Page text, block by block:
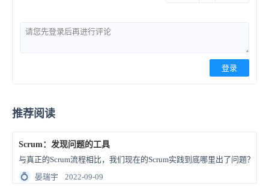
登录
推荐阅读
Scrum：发现问题的工具
与真正的Scrum流程相比，我们现在的Scrum实践到底哪里出了问题？
💍
晏瑞宇 2022-09-09